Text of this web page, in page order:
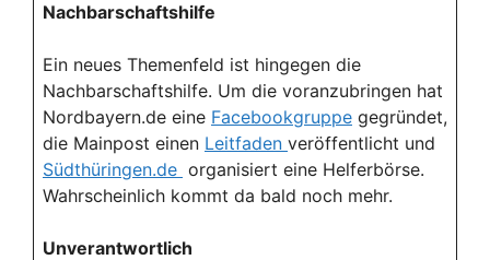
Nachbarschaftshilfe
Ein neues Themenfeld ist hingegen die
Nachbarschaftshilfe. Um die voranzubringen hat
Nordbayern.de eine Facebookgruppe gegründet,
die Mainpost einen Leitfaden veröffentlicht und
Südthüringen.de organisiert eine Helferbörse.
Wahrscheinlich kommt da bald noch mehr.
Unverantwortlich